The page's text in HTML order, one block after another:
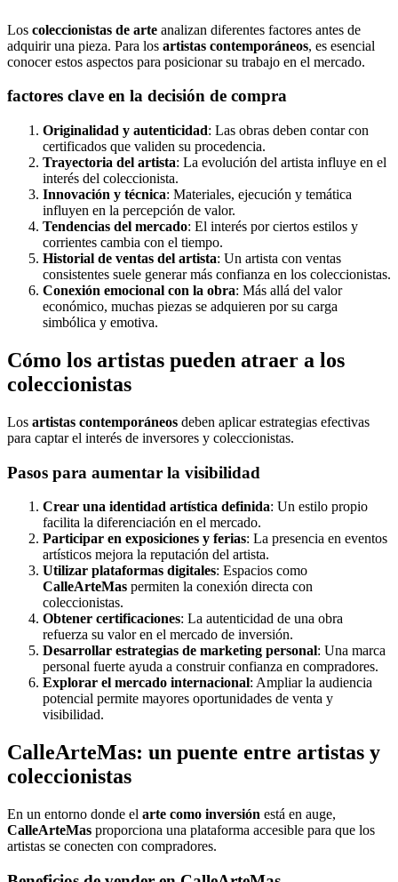
Los coleccionistas de arte analizan diferentes factores antes de
adquirir una pieza. Para los artistas contemporáneos, es esencial
conocer estos aspectos para posicionar su trabajo en el mercado.
factores clave en la decisión de compra
Originalidad y autenticidad: Las obras deben contar con
certificados que validen su procedencia.
Trayectoria del artista: La evolución del artista influye en el
interés del coleccionista.
Innovación y técnica: Materiales, ejecución y temática
influyen en la percepción de valor.
Tendencias del mercado: El interés por ciertos estilos y
corrientes cambia con el tiempo.
Historial de ventas del artista: Un artista con ventas
consistentes suele generar más confianza en los coleccionistas.
Conexión emocional con la obra: Más allá del valor
económico, muchas piezas se adquieren por su carga
simbólica y emotiva.
Cómo los artistas pueden atraer a los
coleccionistas
Los artistas contemporáneos deben aplicar estrategias efectivas
para captar el interés de inversores y coleccionistas.
Pasos para aumentar la visibilidad
Crear una identidad artística definida: Un estilo propio
facilita la diferenciación en el mercado.
Participar en exposiciones y ferias: La presencia en eventos
artísticos mejora la reputación del artista.
Utilizar plataformas digitales: Espacios como
CalleArteMas permiten la conexión directa con
coleccionistas.
Obtener certificaciones: La autenticidad de una obra
refuerza su valor en el mercado de inversión.
Desarrollar estrategias de marketing personal: Una marca
personal fuerte ayuda a construir confianza en compradores.
Explorar el mercado internacional: Ampliar la audiencia
potencial permite mayores oportunidades de venta y
visibilidad.
CalleArteMas: un puente entre artistas y
coleccionistas
En un entorno donde el arte como inversión está en auge,
CalleArteMas proporciona una plataforma accesible para que los
artistas se conecten con compradores.